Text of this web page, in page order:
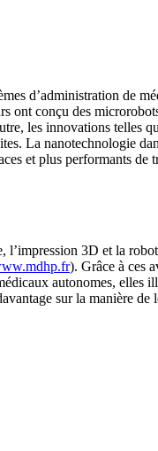
d’administration de
ont conçu des
les innovations telles
La nanotechnologie
et plus performants de
l’impression 3D et la
). Grâce à ces
autonomes, elles
sur la manière